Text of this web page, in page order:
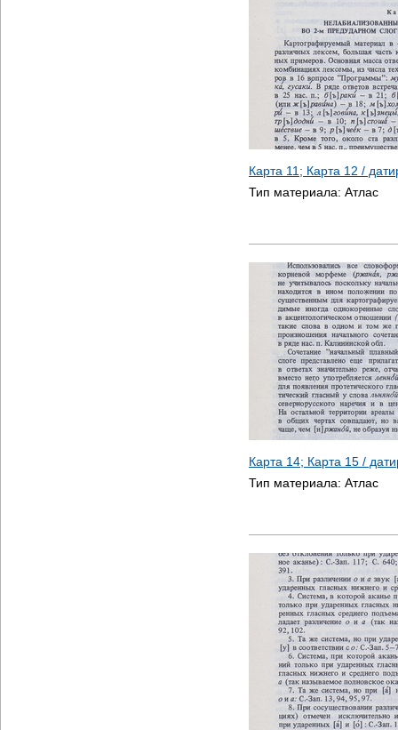
Карта 11; Карта 12 /
Тип материала: Атлас
Карта 14; Карта 15 /
Тип материала: Атлас